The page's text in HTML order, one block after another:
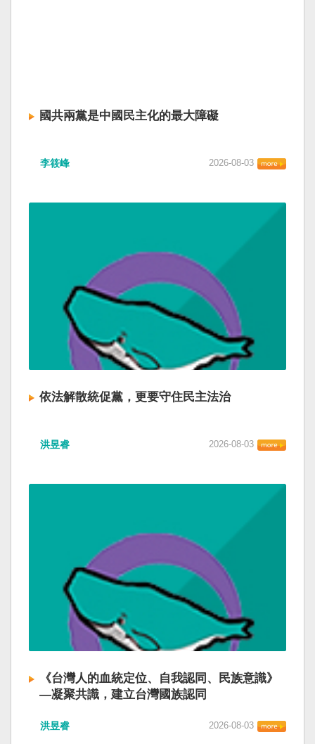
國共兩黨是中國民主化的最大障礙
李筱峰 2026-08-03
依法解散統促黨，更要守住民主法治
洪昱睿 2026-08-03
《台灣人的血統定位、自我認同、民族意識》
—凝聚共識，建立台灣國族認同
洪昱睿 2026-08-03